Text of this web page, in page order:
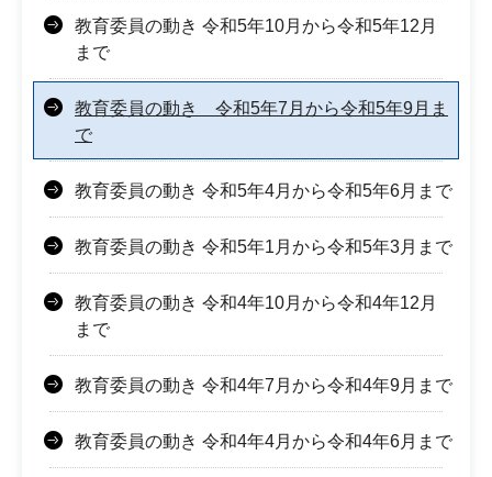
教育委員の動き 令和5年10月から令和5年12月
まで
教育委員の動き 令和5年7月から令和5年9月ま
で
教育委員の動き 令和5年4月から令和5年6月まで
教育委員の動き 令和5年1月から令和5年3月まで
教育委員の動き 令和4年10月から令和4年12月
まで
教育委員の動き 令和4年7月から令和4年9月まで
教育委員の動き 令和4年4月から令和4年6月まで